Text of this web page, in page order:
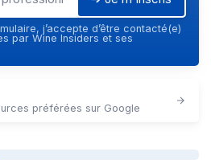
j’accepte d’être contacté(e)
par Wine Insiders et ses
préférées sur Google